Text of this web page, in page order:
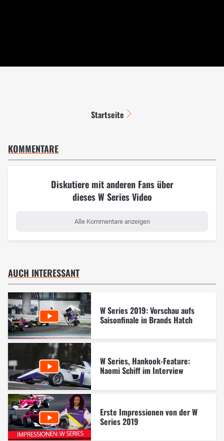
Startseite
KOMMENTARE
Diskutiere mit anderen Fans über
dieses W Series Video
Alle Kommentare anzeigen
AUCH INTERESSANT
W Series 2019: Vorschau aufs
Saisonfinale in Brands Hatch
W Series, Hankook-Feature:
Naomi Schiff im Interview
Erste Impressionen von der W
Series 2019